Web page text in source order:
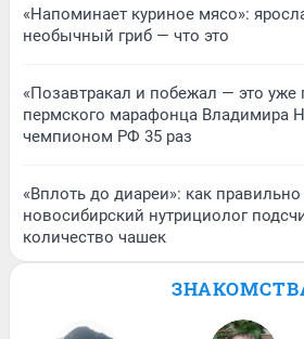
«Напоминает куриное мясо»:
необычный гриб — что это
«Позавтракал и побежал — это уже
пермского марафонца Владимира
чемпионом РФ 35 раз
«Вплоть до диареи»: как
новосибирский нутрициолог
количество чашек